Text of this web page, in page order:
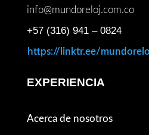
info@mundoreloj.com.co
+57 (316) 941 – 0824
https://linktr.ee/
EXPERIENCIA
Acerca de nosotros